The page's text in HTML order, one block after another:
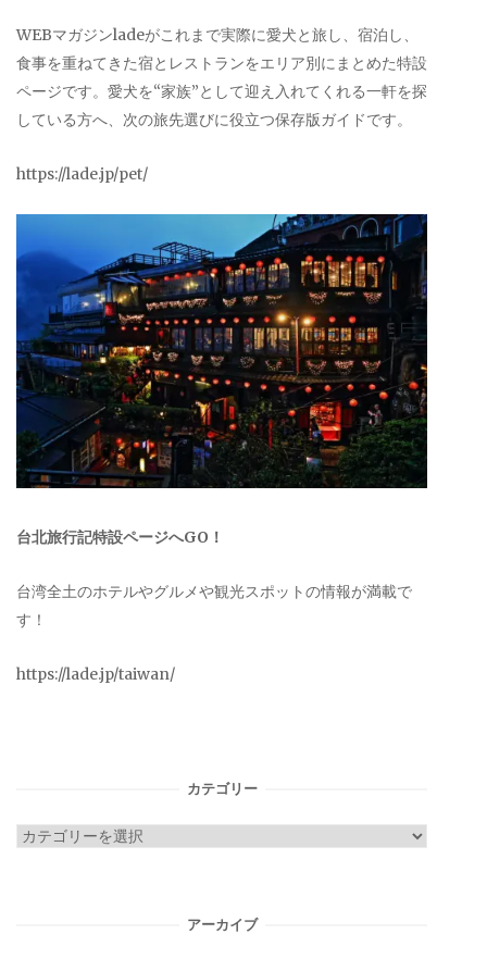
WEBマガジンladeがこれまで実際に愛犬と旅し、宿泊し、
食事を重ねてきた宿とレストランをエリア別にまとめた特設
ページです。愛犬を“家族”として迎え入れてくれる一軒を探
している方へ、次の旅先選びに役立つ保存版ガイドです。
https://lade.jp/pet/
台北旅行記特設ページへGO！
台湾全土のホテルやグルメや観光スポットの情報が満載で
す！
https://lade.jp/taiwan/
カテゴリー
カ
アーカイブ